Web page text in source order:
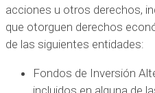
acciones u otros derechos,
que otorguen derechos
de las siguientes entidades:
Fondos de Inversión
incluidos en alguna de